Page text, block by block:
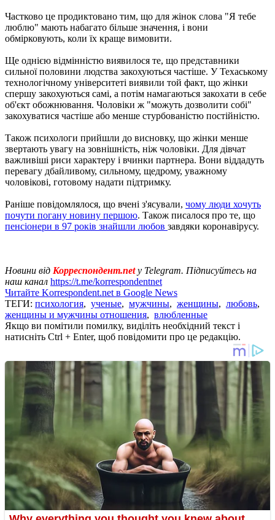
Частково це продиктовано тим, що для жінок слова "Я тебе
люблю" мають набагато більше значення, і вони
обмірковують, коли їх краще вимовити.
Ще однією відмінністю виявилося те, що представники
сильної половини людства закохуються частіше. У Техаському
технологічному університеті виявили той факт, що жінки
спершу закохуються самі, а потім намагаються закохати в себе
об'єкт обожнювання. Чоловіки ж "можуть дозволити собі"
закохуватися частіше або менше стурбованістю постійністю.
Також психологи прийшли до висновку, що жінки менше
звертають увагу на зовнішність, ніж чоловіки. Для дівчат
важливіші риси характеру і вчинки партнера. Вони віддадуть
перевагу дбайливому, сильному, щедрому, уважному
чоловікові, готовому надати підтримку.
Раніше повідомлялося, що вчені з'ясували, чому люди хочуть
почути погану новину першою. Також писалося про те, що
пенсіонери в 97 років знайшли любов завдяки коронавірусу.
Новини від Корреспондент.net у Telegram. Підписуйтесь на
наш канал https://t.me/korrespondentnet
Читайте Korrespondent.net в Google News
ТЕГИ: психология, ученые, мужчины, женщины, любовь,
женщины и мужчины отношения, влюбленные
Якщо ви помітили помилку, виділіть необхідний текст і
натисніть Ctrl + Enter, щоб повідомити про це редакцію.